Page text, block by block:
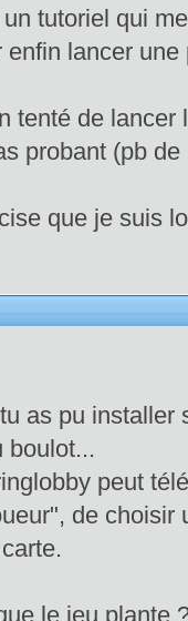
tutoriel qui
enfin lancer
tenté de lancer
probant (pb
que je suis
as pu installer
boulot...
peut
de choisir
le jeu plante